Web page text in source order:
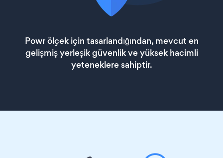
Powr ölçek için tasarlandığından, mevcut en
gelişmiş yerleşik güvenlik ve yüksek hacimli
yeteneklere sahiptir.